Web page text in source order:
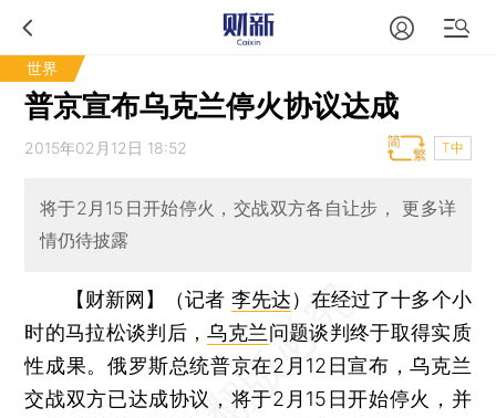
世界
普京宣布乌克兰停火协议达成
2015年02月12日 18:52 T中
将于2月15日开始停火，交战双方各自让步， 更多详
情仍待披露
【财新网】（记者 李先达） 在经过了十多个小
时的马拉松谈判后，乌克兰问题谈判终于取得实质
性成果。俄罗斯总统普京在2月12日宣布，乌克兰
交战双方已达成协议，将于2月15日开始停火，并